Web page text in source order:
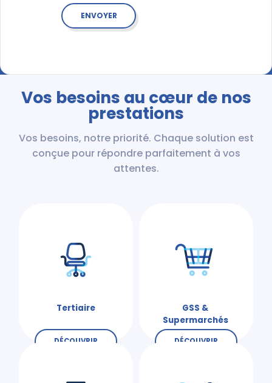
Vos besoins au cœur de nos
prestations
Vos besoins, notre priorité. Chaque solution est
conçue pour répondre parfaitement à vos
attentes.
Tertiaire
DÉCOUVRIR
GSS &
Supermarchés
DÉCOUVRIR